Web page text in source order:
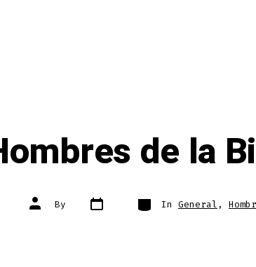
de la
Post
author
By Post
date
Categories
In General ,